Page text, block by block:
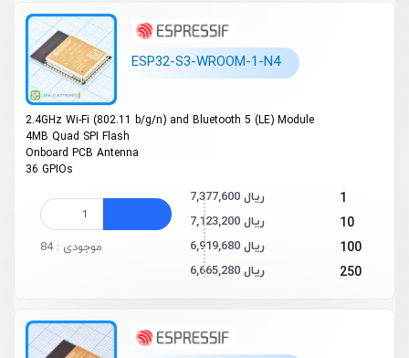
ESP32-S3-WROOM-1-N4
2.4GHz Wi-Fi (802.11 b/g/n) and Bluetooth 5 (LE) Module
4MB Quad SPI Flash
On­board PCB Antenna
36 GPIOs
1 7,377,600 ریال
10 7,123,200 ریال
100 6,919,680 ریال
250 6,665,280 ریال
موجودی : 84